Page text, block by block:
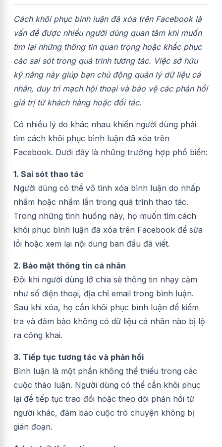
Cách khôi phục bình luận đã xóa trên Facebook là
vấn đề được nhiều người dùng quan tâm khi muốn
tìm lại những thông tin quan trọng hoặc khắc phục
các sai sót trong quá trình tương tác. Việc sở hữu
kỹ năng này giúp bạn chủ động quản lý dữ liệu cá
nhân, duy trì mạch hội thoại và bảo vệ các phản hồi
giá trị từ khách hàng hoặc đối tác.
Có nhiều lý do khác nhau khiến người dùng phải
tìm cách khôi phục bình luận đã xóa trên
Facebook. Dưới đây là những trường hợp phổ biến:
1. Sai sót thao tác
Người dùng có thể vô tình xóa bình luận do nhấp
nhầm hoặc nhầm lẫn trong quá trình thao tác.
Trong những tình huống này, họ muốn tìm cách
khôi phục bình luận đã xóa trên Facebook để sửa
lỗi hoặc xem lại nội dung ban đầu đã viết.
2. Bảo mật thông tin cá nhân
Đôi khi người dùng lỡ chia sẻ thông tin nhạy cảm
như số điện thoại, địa chỉ email trong bình luận.
Sau khi xóa, họ cần khôi phục bình luận để kiểm
tra và đảm bảo không có dữ liệu cá nhân nào bị lộ
ra công khai.
3. Tiếp tục tương tác và phản hồi
Bình luận là một phần không thể thiếu trong các
cuộc thảo luận. Người dùng có thể cần khôi phục
lại để tiếp tục trao đổi hoặc theo dõi phản hồi từ
người khác, đảm bảo cuộc trò chuyện không bị
gián đoạn.